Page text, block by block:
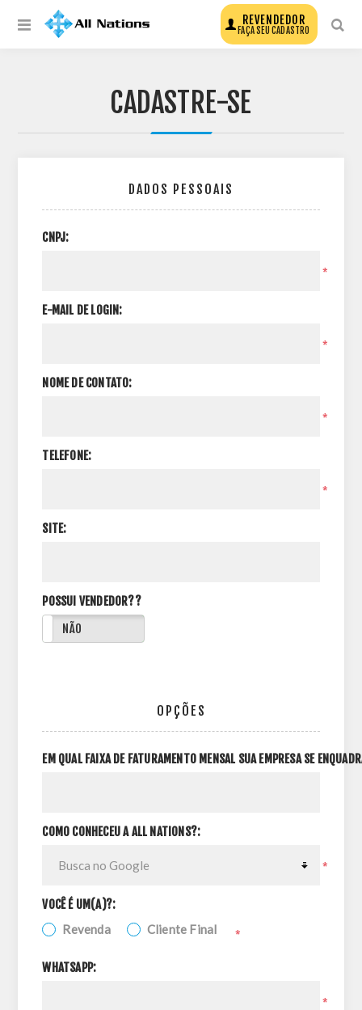
REVENDEDOR
FAÇA SEU CADASTRO
CADASTRE-SE
DADOS PESSOAIS
CNPJ:
*
E-MAIL DE LOGIN:
*
NOME DE CONTATO:
*
TELEFONE:
*
SITE:
POSSUI VENDEDOR??
NÃO
OPÇÕES
EM QUAL FAIXA DE FATURAMENTO MENSAL SUA EMPRESA SE
COMO CONHECEU A ALL NATIONS?:
*
VOCÊ É UM(A)?:
Revenda Cliente Final *
WHATSAPP:
*